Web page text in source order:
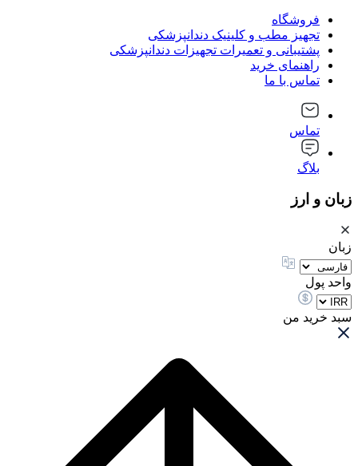
فروشگاه
تجهیز مطب و کلینیک دندانپزشکی
پشتیبانی و تعمیرات تجهیزات دندانپزشکی
راهنمای خرید
تماس با ما
تماس
بلاگ
زبان و ارز
زبان
واحد پول
سبد خرید من